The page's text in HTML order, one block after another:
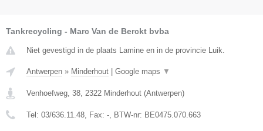
Tankrecycling - Marc Van de Berckt bvba
Niet gevestigd in de plaats Lamine en in de provincie Luik.
Antwerpen » Minderhout | Google maps ▼
Venhoefweg, 38 2322 Minderhout (Antwerpen)
Tel: 03/636.11.48 , Fax: - , BTW-nr: BE0475.070.663